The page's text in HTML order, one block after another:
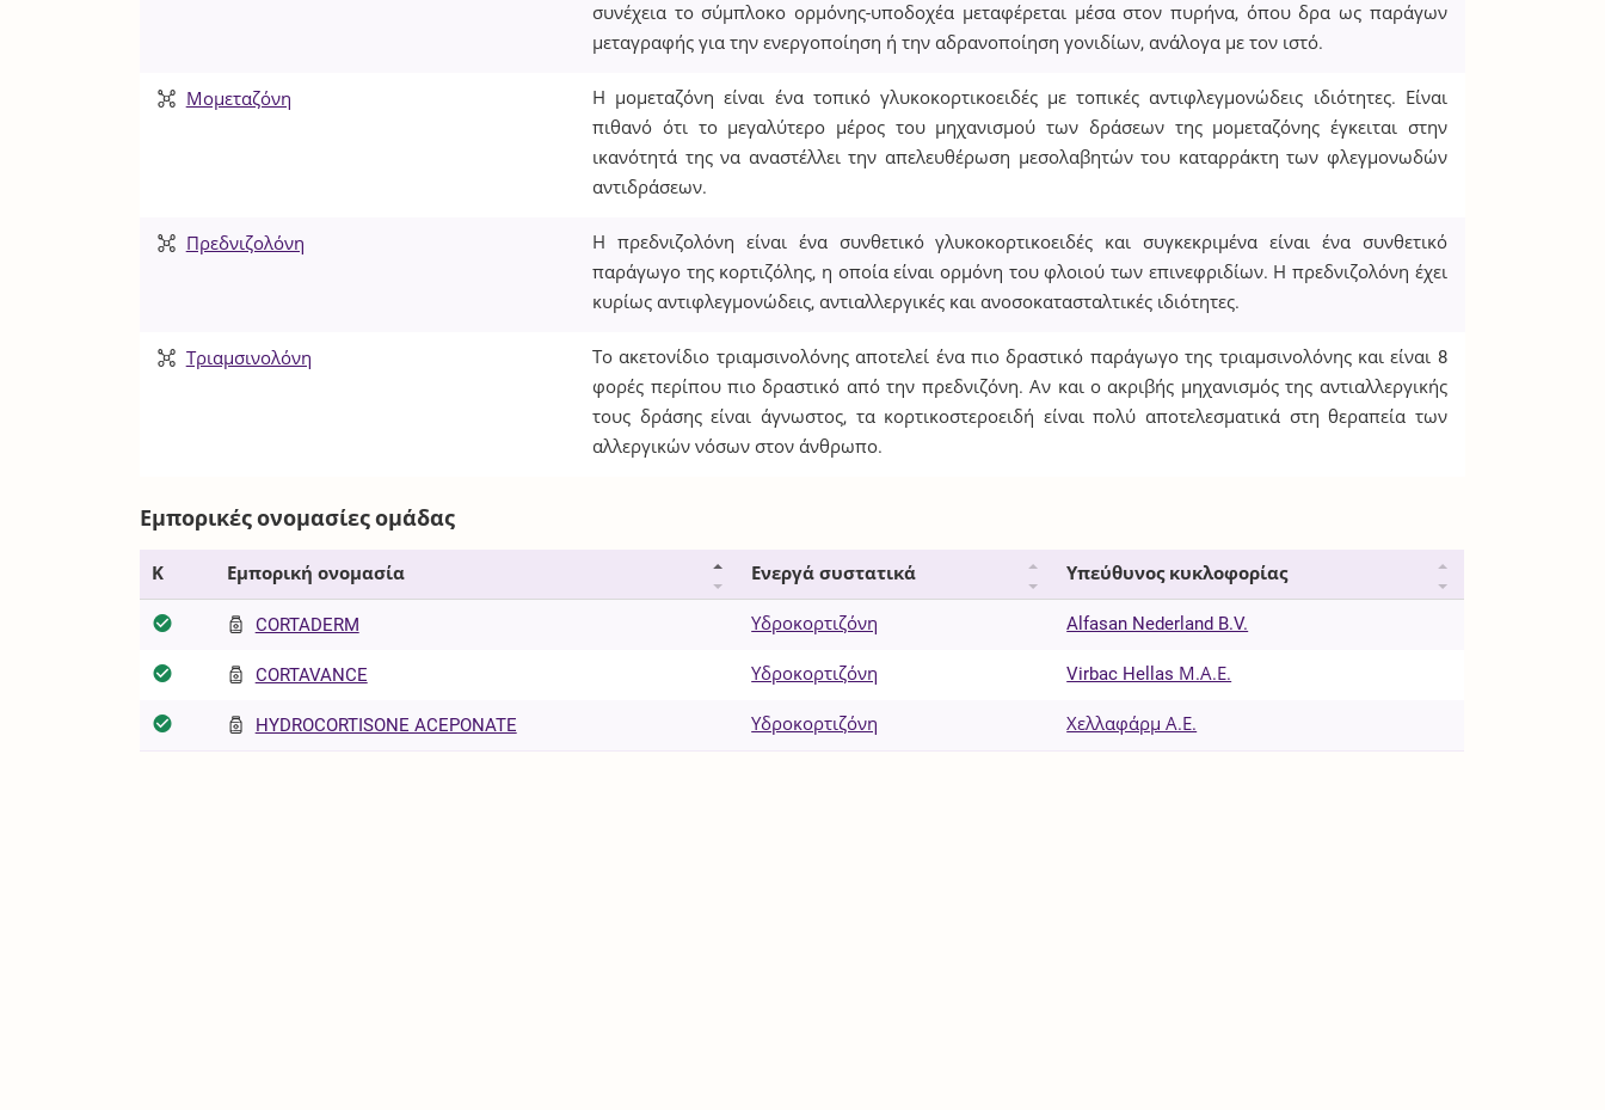
συνέχεια το σύμπλοκο ορμόνης-υποδοχέα μεταφέρεται μέσα στον πυρήνα, όπου δρα ως παράγων
μεταγραφής για την ενεργοποίηση ή την αδρανοποίηση γονιδίων, ανάλογα με τον ιστό.
Μομεταζόνη
Η μομεταζόνη είναι ένα τοπικό γλυκοκορτικοειδές με τοπικές αντιφλεγμονώδεις ιδιότητες. Είναι
πιθανό ότι το μεγαλύτερο μέρος του μηχανισμού των δράσεων της μομεταζόνης έγκειται στην
ικανότητά της να αναστέλλει την απελευθέρωση μεσολαβητών του καταρράκτη των φλεγμονωδών
αντιδράσεων.
Πρεδνιζολόνη
Η πρεδνιζολόνη είναι ένα συνθετικό γλυκοκορτικοειδές και συγκεκριμένα είναι ένα συνθετικό
παράγωγο της κορτιζόλης, η οποία είναι ορμόνη του φλοιού των επινεφριδίων. Η πρεδνιζολόνη έχει
κυρίως αντιφλεγμονώδεις, αντιαλλεργικές και ανοσοκατασταλτικές ιδιότητες.
Τριαμσινολόνη
Το ακετονίδιο τριαμσινολόνης αποτελεί ένα πιο δραστικό παράγωγο της τριαμσινολόνης και είναι 8
φορές περίπου πιο δραστικό από την πρεδνιζόνη. Αν και ο ακριβής μηχανισμός της αντιαλλεργικής
τους δράσης είναι άγνωστος, τα κορτικοστεροειδή είναι πολύ αποτελεσματικά στη θεραπεία των
αλλεργικών νόσων στον άνθρωπο.
Εμπορικές ονομασίες ομάδας
Κ Εμπορική ονομασία Ενεργά συστατικά Υπεύθυνος κυκλοφορίας
CORTADERM Υδροκορτιζόνη Alfasan Nederland B.V.
CORTAVANCE Υδροκορτιζόνη Virbac Hellas Μ.Α.Ε.
HYDROCORTISONE ACEPONATE Υδροκορτιζόνη Χελλαφάρμ Α.Ε.